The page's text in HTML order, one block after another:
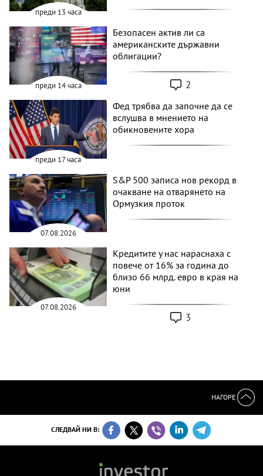
преди 13 часа
преди 14 часа
Безопасен актив ли са
американските държавни
облигации?
2
преди 17 часа
Фед трябва да започне да се
вслушва в мнението на
обикновените хора
07.08.2026
S&P 500 записа нов рекорд в
очакване на отварянето на
Ормузкия проток
07.08.2026
Кредитите у нас нараснаха с
повече от 16% за година до
близо 66 млрд. евро в края на
юни
3
НАГОРЕ
СЛЕДВАЙ НИ В: